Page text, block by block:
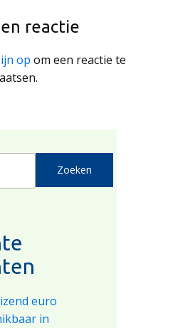
reactie
op om een reactie te
Zoeken
euro
in